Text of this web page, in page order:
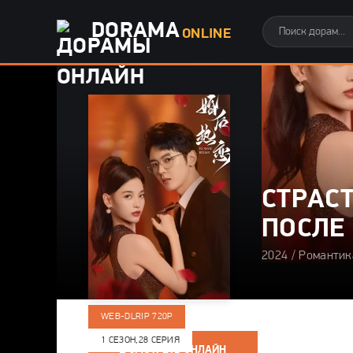
DORAMA ONLINE
2024 /
WEB-DLRIP 720P
1 СЕЗОН,28 СЕРИЯ
СМОТРЕТЬ ОНЛАЙН